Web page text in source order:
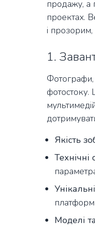
продажу, а
проектах.
і прозорим,
1.
Фотографи,
фотостоку.
Якість
Технічні
Моделі